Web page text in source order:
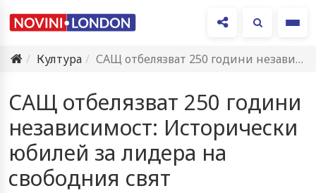
Култура
САЩ отбелязват 250 години независимост: Исторически юбилей за лидера на…
САЩ отбелязват 250 години
независимост: Исторически
юбилей за лидера на
свободния свят